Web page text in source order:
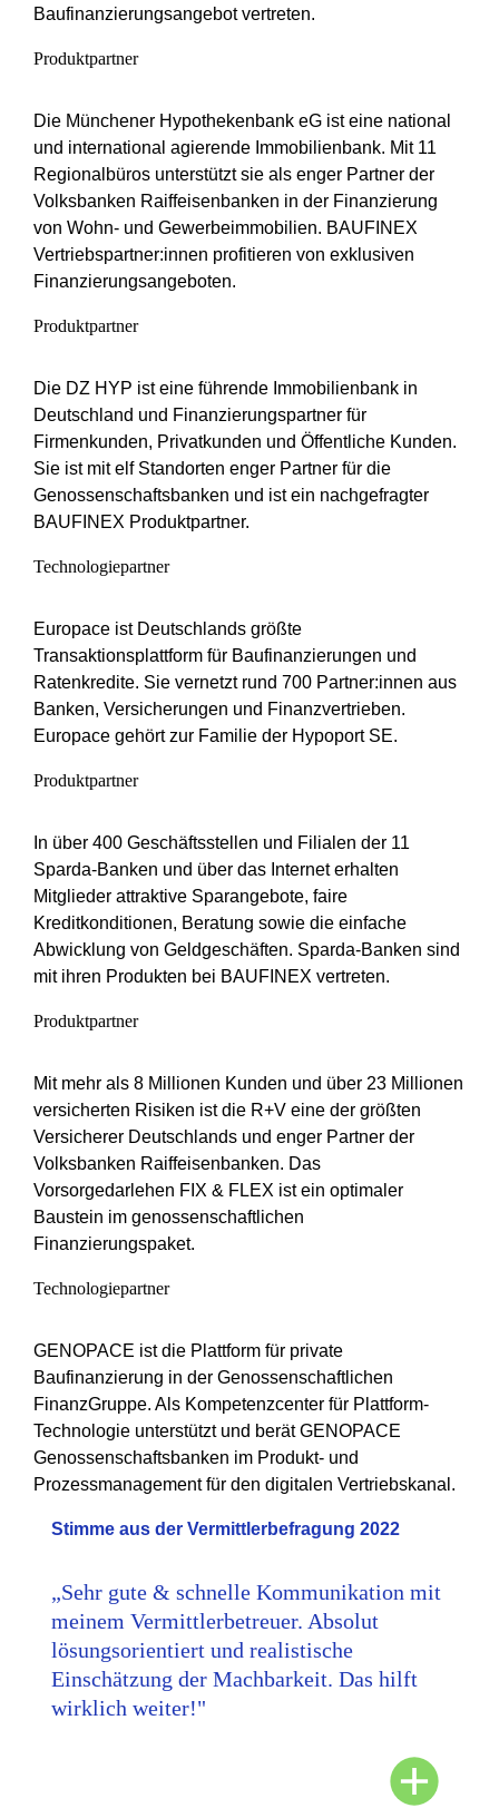
Baufinanzierungsangebot vertreten.
Produktpartner
Die Münchener Hypothekenbank eG ist eine national
und international agierende Immobilienbank. Mit 11
Regionalbüros unterstützt sie als enger Partner der
Volksbanken Raiffeisenbanken in der Finanzierung
von Wohn- und Gewerbeimmobilien. BAUFINEX
Vertriebspartner:innen profitieren von exklusiven
Finanzierungsangeboten.
Produktpartner
Die DZ HYP ist eine führende Immobilienbank in
Deutschland und Finanzierungspartner für
Firmenkunden, Privatkunden und Öffentliche Kunden.
Sie ist mit elf Standorten enger Partner für die
Genossenschaftsbanken und ist ein nachgefragter
BAUFINEX Produktpartner.
Technologiepartner
Europace ist Deutschlands größte
Transaktionsplattform für Baufinanzierungen und
Ratenkredite. Sie vernetzt rund 700 Partner:innen aus
Banken, Versicherungen und Finanzvertrieben.
Europace gehört zur Familie der Hypoport SE.
Produktpartner
In über 400 Geschäftsstellen und Filialen der 11
Sparda-Banken und über das Internet erhalten
Mitglieder attraktive Sparangebote, faire
Kreditkonditionen, Beratung sowie die einfache
Abwicklung von Geldgeschäften. Sparda-Banken sind
mit ihren Produkten bei BAUFINEX vertreten.
Produktpartner
Mit mehr als 8 Millionen Kunden und über 23 Millionen
versicherten Risiken ist die R+V eine der größten
Versicherer Deutschlands und enger Partner der
Volksbanken Raiffeisenbanken. Das
Vorsorgedarlehen FIX & FLEX ist ein optimaler
Baustein im genossenschaftlichen
Finanzierungspaket.
Technologiepartner
GENOPACE ist die Plattform für private
Baufinanzierung in der Genossenschaftlichen
FinanzGruppe. Als Kompetenzcenter für Plattform-
Technologie unterstützt und berät GENOPACE
Genossenschaftsbanken im Produkt- und
Prozessmanagement für den digitalen Vertriebskanal.
Stimme aus der Vermittlerbefragung 2022
„Sehr gute & schnelle Kommunikation mit
meinem Vermittlerbetreuer. Absolut
lösungsorientiert und realistische
Einschätzung der Machbarkeit. Das hilft
wirklich weiter!"